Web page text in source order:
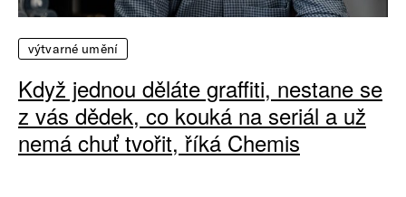
výtvarné umění
Když jednou děláte graffiti, nestane se
z vás dědek, co kouká na seriál a už
nemá chuť tvořit, říká Chemis